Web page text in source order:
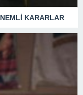
KARARLAR